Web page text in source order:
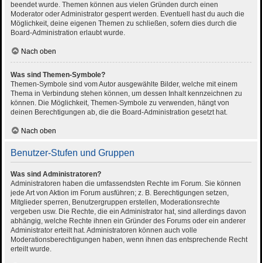
beendet wurde. Themen können aus vielen Gründen durch einen
Moderator oder Administrator gesperrt werden. Eventuell hast du auch die
Möglichkeit, deine eigenen Themen zu schließen, sofern dies durch die
Board-Administration erlaubt wurde.
Nach oben
Was sind Themen-Symbole?
Themen-Symbole sind vom Autor ausgewählte Bilder, welche mit einem
Thema in Verbindung stehen können, um dessen Inhalt kennzeichnen zu
können. Die Möglichkeit, Themen-Symbole zu verwenden, hängt von
deinen Berechtigungen ab, die die Board-Administration gesetzt hat.
Nach oben
Benutzer-Stufen und Gruppen
Was sind Administratoren?
Administratoren haben die umfassendsten Rechte im Forum. Sie können
jede Art von Aktion im Forum ausführen; z. B. Berechtigungen setzen,
Mitglieder sperren, Benutzergruppen erstellen, Moderationsrechte
vergeben usw. Die Rechte, die ein Administrator hat, sind allerdings davon
abhängig, welche Rechte ihnen ein Gründer des Forums oder ein anderer
Administrator erteilt hat. Administratoren können auch volle
Moderationsberechtigungen haben, wenn ihnen das entsprechende Recht
erteilt wurde.